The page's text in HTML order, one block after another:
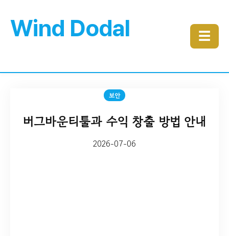
Wind Dodal ☰
보안
버그바운티툴과 수익 창출 방법 안내
2026-07-06